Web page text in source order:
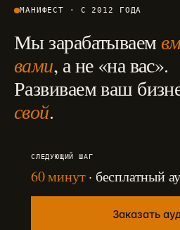
МАНИФЕСТ · С 2012 ГОДА
Мы зарабатываем
вами, а не «на вас».
Развиваем ваш
свой.
СЛЕДУЮЩИЙ ШАГ
60 минут· бесплатный
Заказать